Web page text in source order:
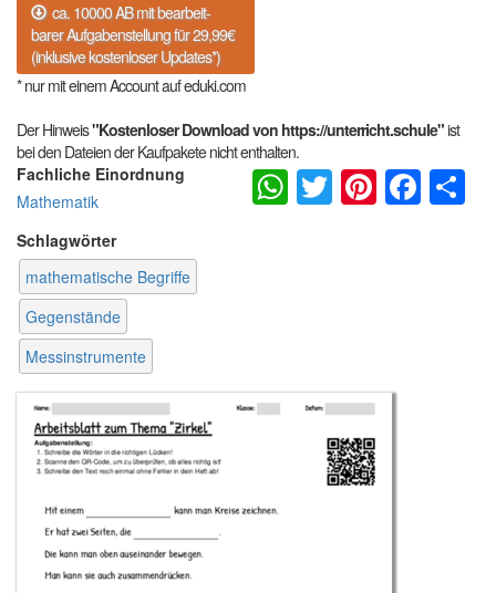
ca. 10000 AB mit bearbeit-
barer Aufgabenstellung für 29,99€
(inklusive kostenloser Updates*)
* nur mit einem Account auf eduki.com
Der Hinweis"Kostenloser Download von https://unterricht.schule"ist
bei den Dateien der Kaufpakete nicht enthalten.
Fachliche Einordnung
Mathematik
Schlagwörter
mathematische Begriffe
Gegenstände
Messinstrumente
WhatsApp
Twitter